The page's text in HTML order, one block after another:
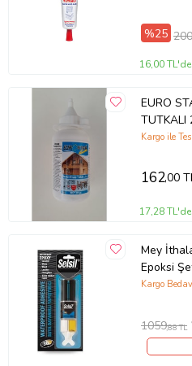
%25 200
16,00
EURO
TUTKALI
Kargo ile
162,00
17,28
Mey
Epoksi
Kargo
1059,88 TL